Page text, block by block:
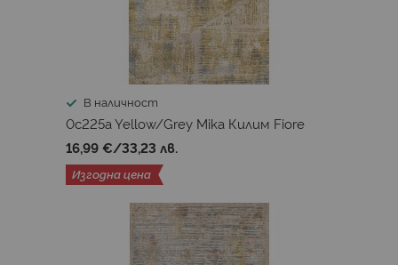
В наличност
0c225a Yellow/Grey Mika Килим Fiore
16,99 €/33,23 лв.
Изгодна цена